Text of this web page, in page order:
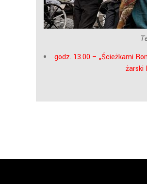
godz. 13.00 – „Ścieżkami
żarski